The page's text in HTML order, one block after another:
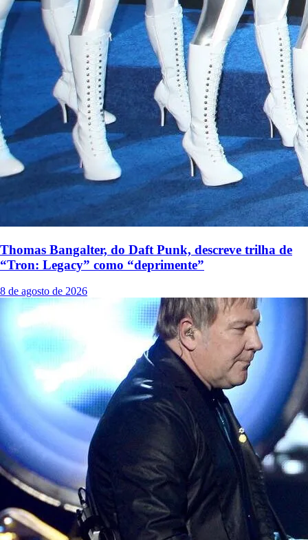
Thomas Bangalter, do Daft Punk, descreve trilha de
“Tron: Legacy” como “deprimente”
8 de agosto de 2026